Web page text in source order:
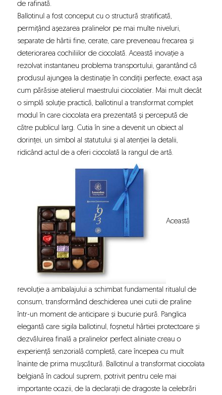
de rafinată.
Ballotinul a fost conceput cu o structură stratificată,
permițând așezarea pralinelor pe mai multe niveluri,
separate de hârtii fine, cerate, care preveneau frecarea și
deteriorarea cochiliilor de ciocolată. Această inovație a
rezolvat instantaneu problema transportului, garantând că
produsul ajungea la destinație în condiții perfecte, exact așa
cum părăsise atelierul maestrului ciocolatier. Mai mult decât
o simplă soluție practică, ballotinul a transformat complet
modul în care ciocolata era prezentată și percepută de
către publicul larg. Cutia în sine a devenit un obiect al
dorinței, un simbol al statutului și al atenției la detalii,
ridicând actul de a oferi ciocolată la rangul de artă.
Această
revoluție a ambalajului a schimbat fundamental ritualul de
consum, transformând deschiderea unei cutii de praline
într-un moment de anticipare și bucurie pură. Panglica
elegantă care sigila ballotinul, foșnetul hârtiei protectoare și
dezvăluirea finală a pralinelor perfect aliniate creau o
experiență senzorială completă, care începea cu mult
înainte de prima mușcătură. Ballotinul a transformat ciocolata
belgiană în cadoul suprem, potrivit pentru cele mai
importante ocazii, de la declarații de dragoste la celebrări